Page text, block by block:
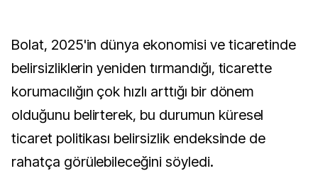
Bolat, 2025'in dünya ekonomisi ve ticaretinde
belirsizliklerin yeniden tırmandığı, ticarette
korumacılığın çok hızlı arttığı bir dönem
olduğunu belirterek, bu durumun küresel
ticaret politikası belirsizlik endeksinde de
rahatça görülebileceğini söyledi.